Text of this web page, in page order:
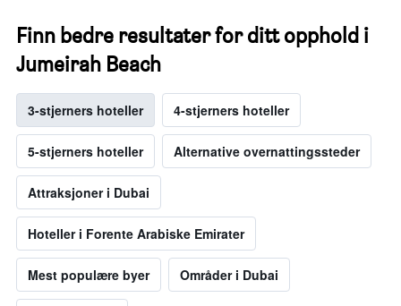
Finn bedre resultater for ditt opphold i
Jumeirah Beach
3-stjerners hoteller 4-stjerners hoteller
5-stjerners hoteller Alternative overnattingssteder
Attraksjoner i Dubai
Hoteller i Forente Arabiske Emirater
Mest populære byer Områder i Dubai